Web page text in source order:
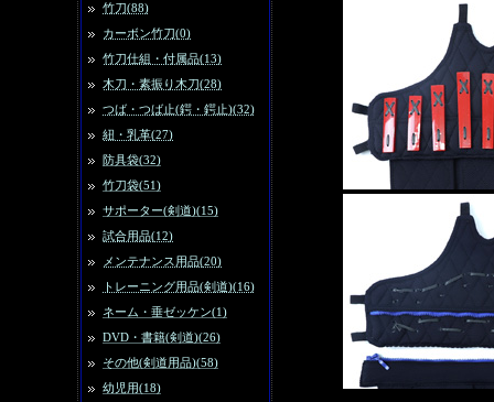
竹刀(88)
カーボン竹刀(0)
竹刀仕組・付属品(13)
木刀・素振り木刀(28)
つば・つば止(鍔・鍔止)(32)
紐・乳革(27)
防具袋(32)
竹刀袋(51)
サポーター(剣道)(15)
試合用品(12)
メンテナンス用品(20)
トレーニング用品(剣道)(16)
ネーム・垂ゼッケン(1)
DVD・書籍(剣道)(26)
その他(剣道用品)(58)
幼児用(18)